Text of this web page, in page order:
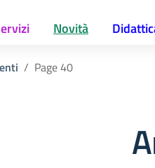
Novità
Page 40